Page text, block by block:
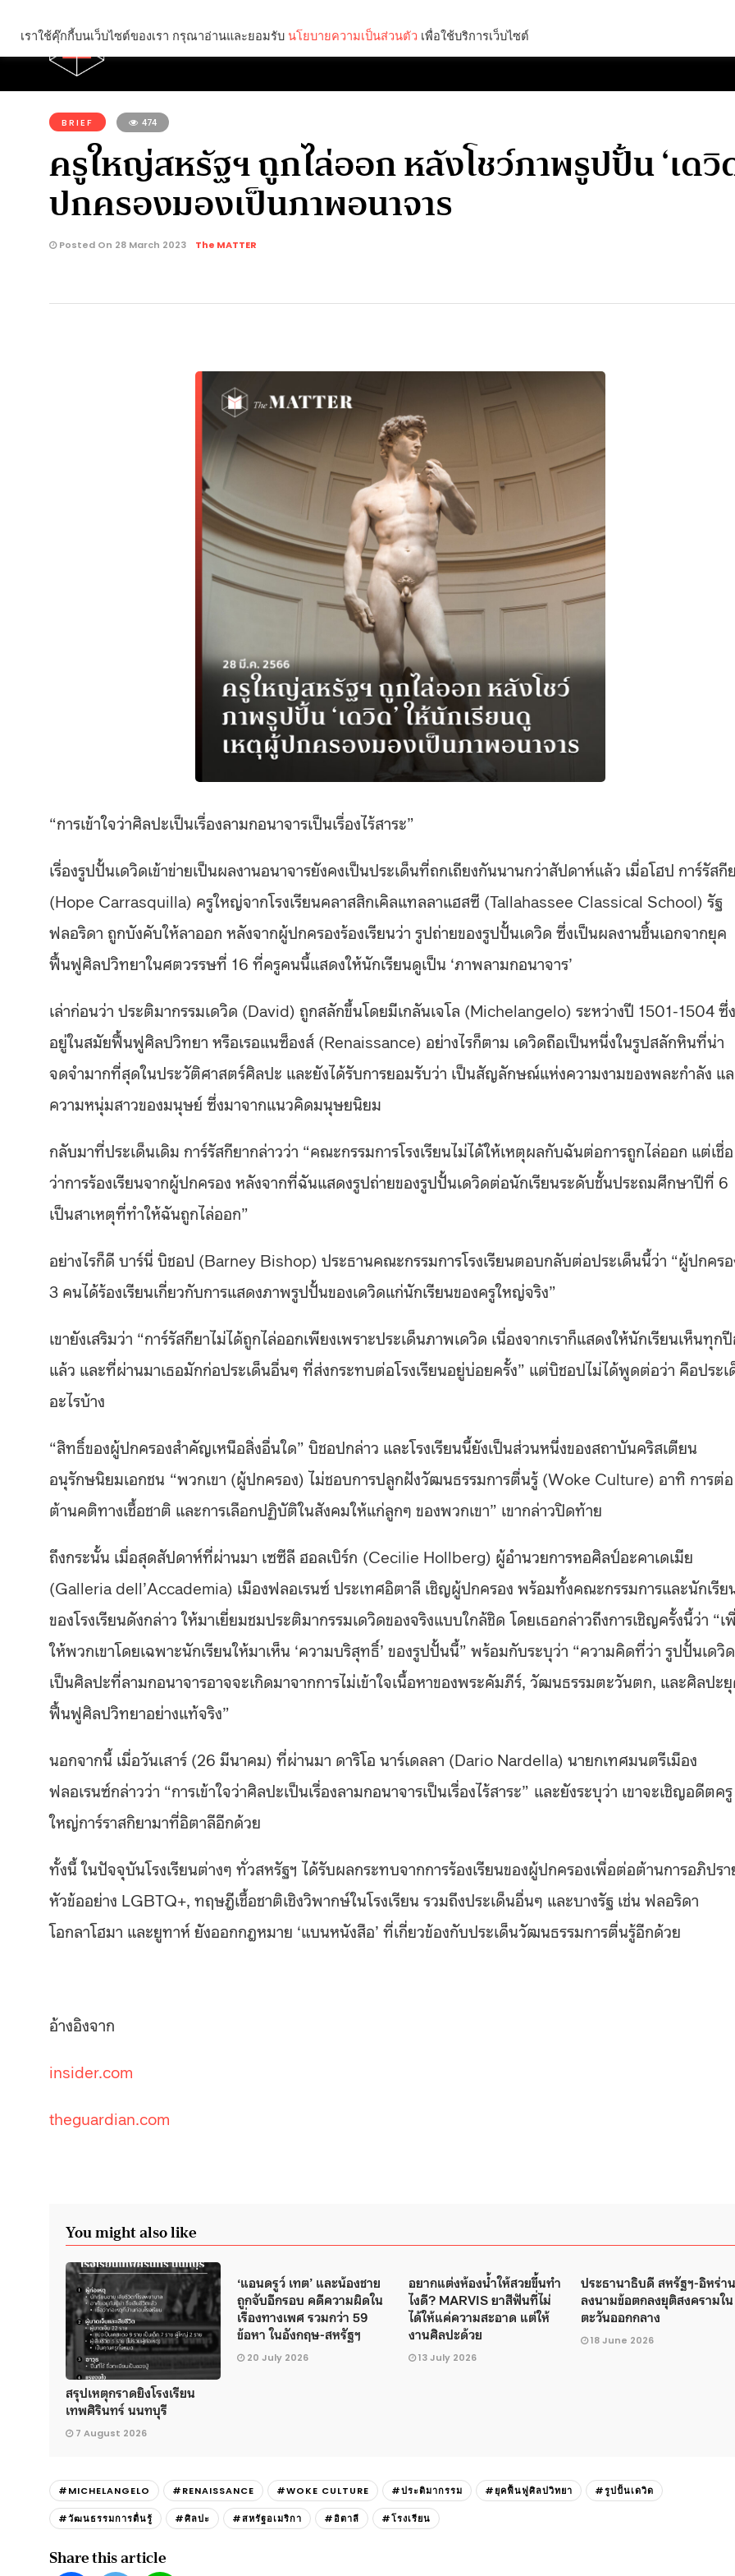
คุณกำลังอ่าน:
BRIEF 474
ครูใหญ่สหรัฐฯ ถูกไล่ออก หลังโชว์ภาพรูปปั้น ‘เดวิ
ปกครองมองเป็นภาพอนาจาร
Posted On 28 March 2023 The MATTER
“การเข้าใจว่าศิลปะเป็นเรื่องลามกอนาจารเป็นเรื่องไร้สาระ”
เรื่องรูปปั้นเดวิดเข้าข่ายเป็นผลงานอนาจารยังคงเป็นประเด็นที่ถกเถียงกันนานกว่าสัปดาห์แล้ว เมื่อโฮป การ์รัสกี
(Hope Carrasquilla) ครูใหญ่จากโรงเรียนคลาสสิกเคิลแทลลาแฮสซี (Tallahassee Classical School) รัฐ
ฟลอริดา ถูกบังคับให้ลาออก หลังจากผู้ปกครองร้องเรียนว่า รูปถ่ายของรูปปั้นเดวิด ซึ่งเป็นผลงานชิ้นเอกจากยุค
ฟื้นฟูศิลปวิทยาในศตวรรษที่ 16 ที่ครูคนนี้แสดงให้นักเรียนดูเป็น ‘ภาพลามกอนาจาร’
เล่าก่อนว่า ประติมากรรมเดวิด (David) ถูกสลักขึ้นโดยมีเกลันเจโล (Michelangelo) ระหว่างปี 1501-1504ซึ่ง
อยู่ในสมัยฟื้นฟูศิลปวิทยา หรือเรอแนซ็องส์ (Renaissance) อย่างไรก็ตาม เดวิดถือเป็นหนึ่งในรูปสลักหินที่น่า
จดจำมากที่สุดในประวัติศาสตร์ศิลปะ และยังได้รับการยอมรับว่า เป็นสัญลักษณ์แห่งความงามของพละกำลัง แ
ความหนุ่มสาวของมนุษย์ ซึ่งมาจากแนวคิดมนุษยนิยม
กลับมาที่ประเด็นเดิม การ์รัสกียากล่าวว่า “คณะกรรมการโรงเรียนไม่ได้ให้เหตุผลกับฉันต่อการถูกไล่ออก แต่เชื่อ
ว่าการร้องเรียนจากผู้ปกครอง หลังจากที่ฉันแสดงรูปถ่ายของรูปปั้นเดวิดต่อนักเรียนระดับชั้นประถมศึกษาปีที่ 6
เป็นสาเหตุที่ทำให้ฉันถูกไล่ออก”
อย่างไรก็ดี บาร์นี่ บิชอป (Barney Bishop) ประธานคณะกรรมการโรงเรียนตอบกลับต่อประเด็นนี้ว่า “ผู้ปกคร
3 คนได้ร้องเรียนเกี่ยวกับการแสดงภาพรูปปั้นของเดวิดแก่นักเรียนของครูใหญ่จริง”
เขายังเสริมว่า “การ์รัสกียาไม่ได้ถูกไล่ออกเพียงเพราะประเด็นภาพเดวิด เนื่องจากเราก็แสดงให้นักเรียนเห็นทุก
แล้ว และที่ผ่านมาเธอมักก่อประเด็นอื่นๆ ที่ส่งกระทบต่อโรงเรียนอยู่บ่อยครั้ง” แต่บิชอปไม่ได้พูดต่อว่า คือประเ
อะไรบ้าง
“สิทธิ์ของผู้ปกครองสำคัญเหนือสิ่งอื่นใด” บิชอปกล่าว และโรงเรียนนี้ยังเป็นส่วนหนึ่งของสถาบันคริสเตียน
อนุรักษนิยมเอกชน “พวกเขา (ผู้ปกครอง) ไม่ชอบการปลูกฝังวัฒนธรรมการตื่นรู้ (Woke Culture) อาทิ การต่อ
ต้านคติทางเชื้อชาติ และการเลือกปฏิบัติในสังคมให้แก่ลูกๆ ของพวกเขา” เขากล่าวปิดท้าย
ถึงกระนั้น เมื่อสุดสัปดาห์ที่ผ่านมา เซซีลี ฮอลเบิร์ก (Cecilie Hollberg) ผู้อำนวยการหอศิลป์อะคาเดเมีย
(Galleria dell’Accademia) เมืองฟลอเรนซ์ ประเทศอิตาลี เชิญผู้ปกครอง พร้อมทั้งคณะกรรมการและนักเรีย
ของโรงเรียนดังกล่าว ให้มาเยี่ยมชมประติมากรรมเดวิดของจริงแบบใกล้ชิดโดยเธอกล่าวถึงการเชิญครั้งนี้ว่า “เ
ให้พวกเขาโดยเฉพาะนักเรียนให้มาเห็น ‘ความบริสุทธิ์’ ของรูปปั้นนี้” พร้อมกับระบุว่า “ความคิดที่ว่า รูปปั้นเดวิด
เป็นศิลปะที่ลามกอนาจารอาจจะเกิดมาจากการไม่เข้าใจเนื้อหาของพระคัมภีร์, วัฒนธรรมตะวันตก, และศิลปะ
ฟื้นฟูศิลปวิทยาอย่างแท้จริง”
นอกจากนี้ เมื่อวันเสาร์ (26 มีนาคม) ที่ผ่านมา ดาริโอ นาร์เดลลา (Dario Nardella) นายกเทศมนตรีเมือง
ฟลอเรนซ์กล่าวว่า “การเข้าใจว่าศิลปะเป็นเรื่องลามกอนาจารเป็นเรื่องไร้สาระ” และยังระบุว่า เขาจะเชิญอดีตครู
ใหญ่การ์ราสกิยามาที่อิตาลีอีกด้วย
ทั้งนี้ ในปัจจุบันโรงเรียนต่างๆ ทั่วสหรัฐฯ ได้รับผลกระทบจากการร้องเรียนของผู้ปกครองเพื่อต่อต้านการอภิปรา
หัวข้ออย่าง LGBTQ+, ทฤษฎีเชื้อชาติเชิงวิพากษ์ในโรงเรียน รวมถึงประเด็นอื่นๆ และบางรัฐ เช่น ฟลอริดา
โอกลาโฮมา และยูทาห์ ยังออกกฎหมาย ‘แบนหนังสือ’ ที่เกี่ยวข้องกับประเด็นวัฒนธรรมการตื่นรู้อีกด้วย
อ้างอิงจาก
insider.com
theguardian.com
You might also like
สรุปเหตุกราดยิงโรงเรียน
เทพศิรินทร์ นนทบุรี
7 August 2026
‘แอนดรูว์ เทต’ และน้องชาย
ถูกจับอีกรอบ คดีความผิดใน
เรื่องทางเพศ รวมกว่า 59
ข้อหา ในอังกฤษ-สหรัฐฯ
20 July 2026
อยากแต่งห้องน้ำให้สวยขึ้นทำ
ไงดี? MARVIS ยาสีฟันที่ไม่
ได้ให้แค่ความสะอาด แต่ให้
งานศิลปะด้วย
13 July 2026
ประธานาธิบดี สหรัฐฯ-อิหร่าน
ลงนามข้อตกลงยุติสงครามใน
ตะวันออกกลาง
18 June 2026
#MICHELANGELO #RENAISSANCE #WOKE CULTURE #ประติมากรรม #ยุคฟื้นฟูศิลปวิทยา #รูปปั้นเดวิด
#วัฒนธรรมการตื่นรู้ #ศิลปะ #สหรัฐอเมริกา #อิตาลี #โรงเรียน
Share this article
เราใช้คุ๊กกี้บนเว็บไซต์ของเรา กรุณาอ่านและยอมรับ นโยบายความเป็นส่วนตัว เพื่อใช้บริการเว็บไซต์